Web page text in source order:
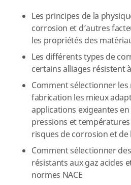
Les principes de la
corrosion et d’autres
les propriétés des
Les différents types de
certains alliages résistent
Comment sélectionner
fabrication les mieux
applications exigeantes
pressions et
risques de corrosion et
Comment sélectionner
résistants aux gaz acides
normes NACE